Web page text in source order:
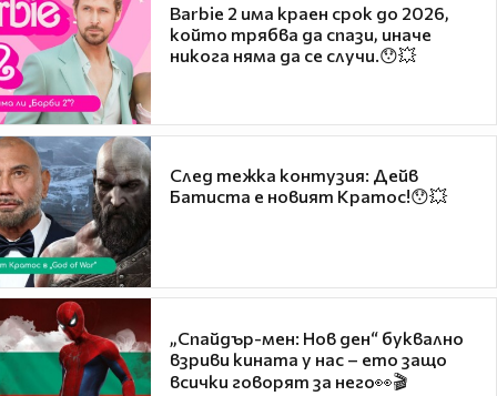
Barbie 2 има краен срок до 2026,
който трябва да спази, иначе
никога няма да се случи.😯💥
След тежка контузия: Дейв
Батиста е новият Кратос!😯💥
„Спайдър-мен: Нов ден“ буквално
взриви кината у нас – ето защо
всички говорят за него👀🎬